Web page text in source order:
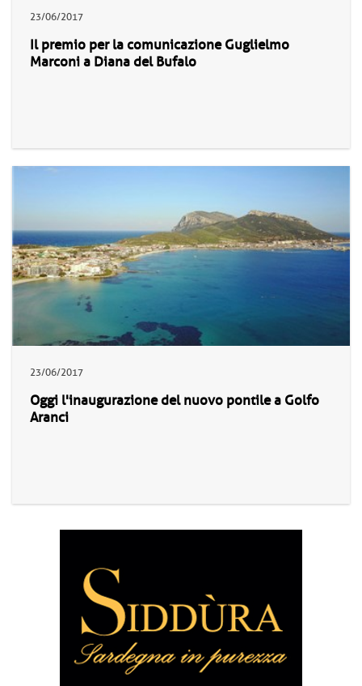
23/06/2017
Il premio per la comunicazione Guglielmo
Marconi a Diana del Bufalo
23/06/2017
Oggi l'inaugurazione del nuovo pontile a Golfo
Aranci